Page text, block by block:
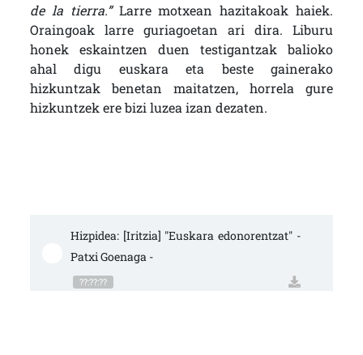
de la tierra.” Larre motxean hazitakoak haiek.
Oraingoak larre guriagoetan ari dira. Liburu
honek eskaintzen duen testigantzak balioko
ahal digu euskara eta beste gainerako
hizkuntzak benetan maitatzen, horrela gure
hizkuntzek ere bizi luzea izan dezaten.
Hizpidea: [Iritzia] "Euskara edonorentzat" -
Patxi Goenaga -
??:??:??